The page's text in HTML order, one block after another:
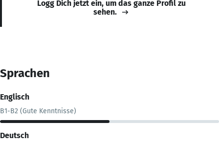
Logg Dich jetzt ein, um das ganze Profil zu
sehen.
Sprachen
Englisch
B1-B2 (Gute Kenntnisse)
Deutsch